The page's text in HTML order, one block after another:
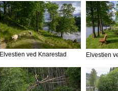
Elvestien ved Knarestad Elvestien